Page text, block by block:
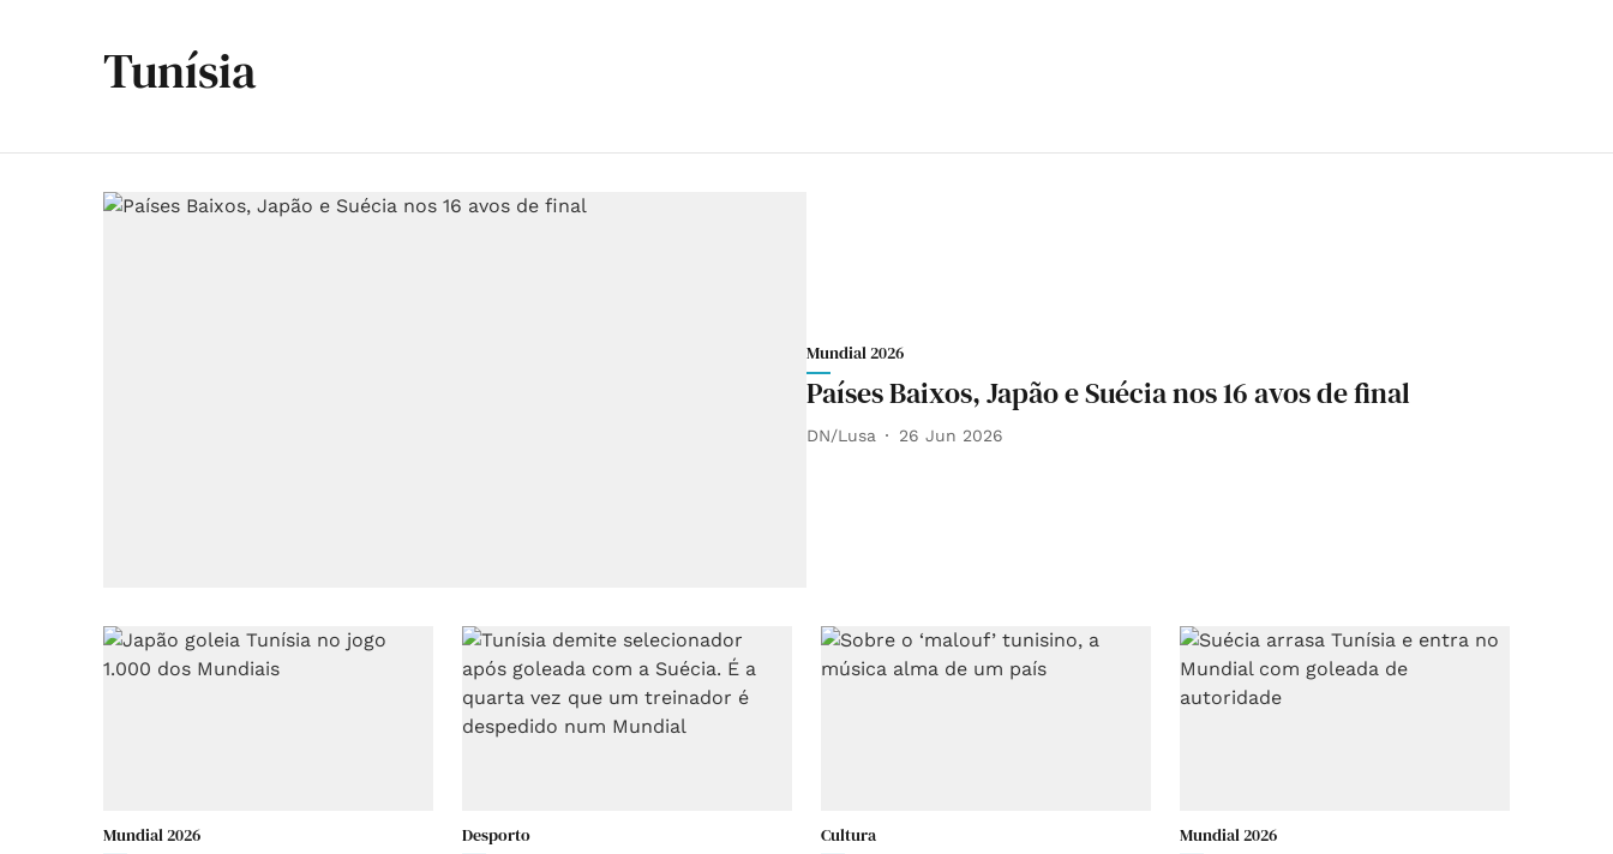
Tunísia
Mundial 2026
Países Baixos, Japão e Suécia nos 16 avos de final
DN/Lusa 26 Jun 2026
Mundial 2026 Desporto Cultura Mundial 2026